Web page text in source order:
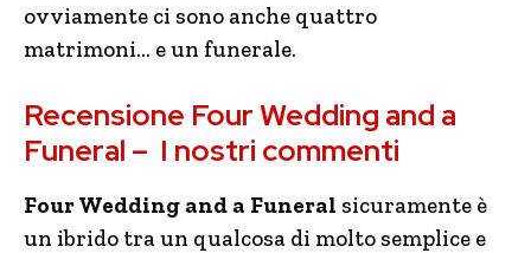
ovviamente ci sono anche quattro
matrimoni… e un funerale.
Recensione Four Wedding and a
Funeral – I nostri commenti
Four Wedding and a Funeral sicuramente è
un ibrido tra un qualcosa di molto semplice e